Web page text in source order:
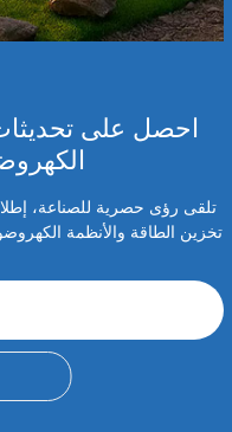
احصل على
تلقى رؤى حصرية للصناعة،
تخزين الطاقة والأنظمة